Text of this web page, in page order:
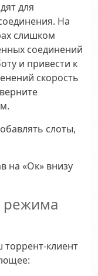
для
На
слишком
соединений
и привести к
скорость
слоты,
на «Ок» внизу
режима
клиент